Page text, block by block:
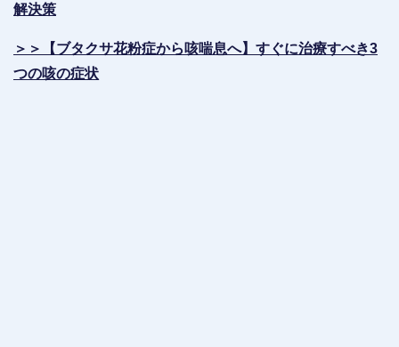
解決策
＞＞【ブタクサ花粉症から咳喘息へ】すぐに治療すべき3
つの咳の症状